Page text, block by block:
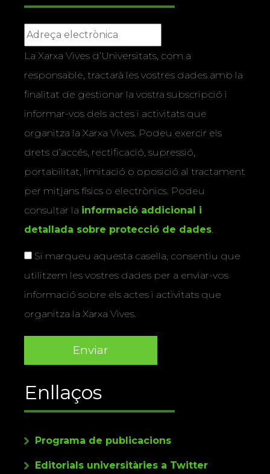
La Xarxa Vives d’Universitats, com a
responsable, tractarà les vostres dades amb la
finalitat de gestionar la vostra subscripció i
informar-vos dels actes i activitats que
organitza la Xarxa Vives. Podeu exercir els
drets d’accés, rectificació, supressió,
portabilitat, limitació o oposició al tractament
per mitjans físics o electrònics. Podeu
consultar la informació addicional i
detallada sobre protecció de dades
Si marqueu aquesta casella, consentiu que
utilitzem les vostres dades per a enviar-vos
informació sobre els actes i activitats que
organitza la Xarxa Vives.
Enllaços
Programa de publicacions
Editorials universitàries a Twitter